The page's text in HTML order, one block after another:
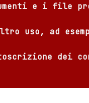
e i file
uso, ad
dei